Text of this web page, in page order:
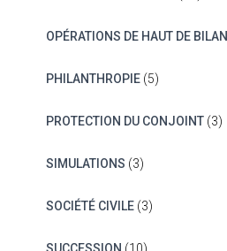
OPÉRATIONS DE HAUT DE BILAN
PHILANTHROPIE(5)
PROTECTION DU CONJOINT(3)
SIMULATIONS (3)
SOCIÉTÉ CIVILE(3)